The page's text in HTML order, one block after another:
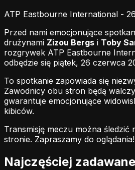
ATP Eastbourne International -
Przed nami emocjonujące
drużynami Zizou Bergs i Toby
rozgrywek ATP Eastbourne
odbędzie się piątek, 26 czerwca
To spotkanie zapowiada się
Zawodnicy obu stron będą
gwarantuje emocjonujące
kibiców.
Transmisję meczu można śledzić
stronie. Zapraszamy do oglądania!
Najczęściej